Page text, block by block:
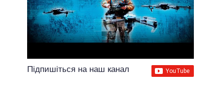
Підпишіться на наш канал